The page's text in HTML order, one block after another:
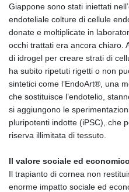
Giappone sono stati iniettati
endoteliale colture di cellule
donate e moltiplicate in
occhi trattati era ancora chiaro.
di idrogel per creare strati di
ha subito ripetuti rigetti o non
sintetici come l’EndoArt®, una
che sostituisce l’endotelio,
si aggiungono le
pluripotenti indotte (iPSC), che
riserva illimitata di tessuto.
Il valore sociale ed
Il trapianto di cornea non
enorme impatto sociale ed